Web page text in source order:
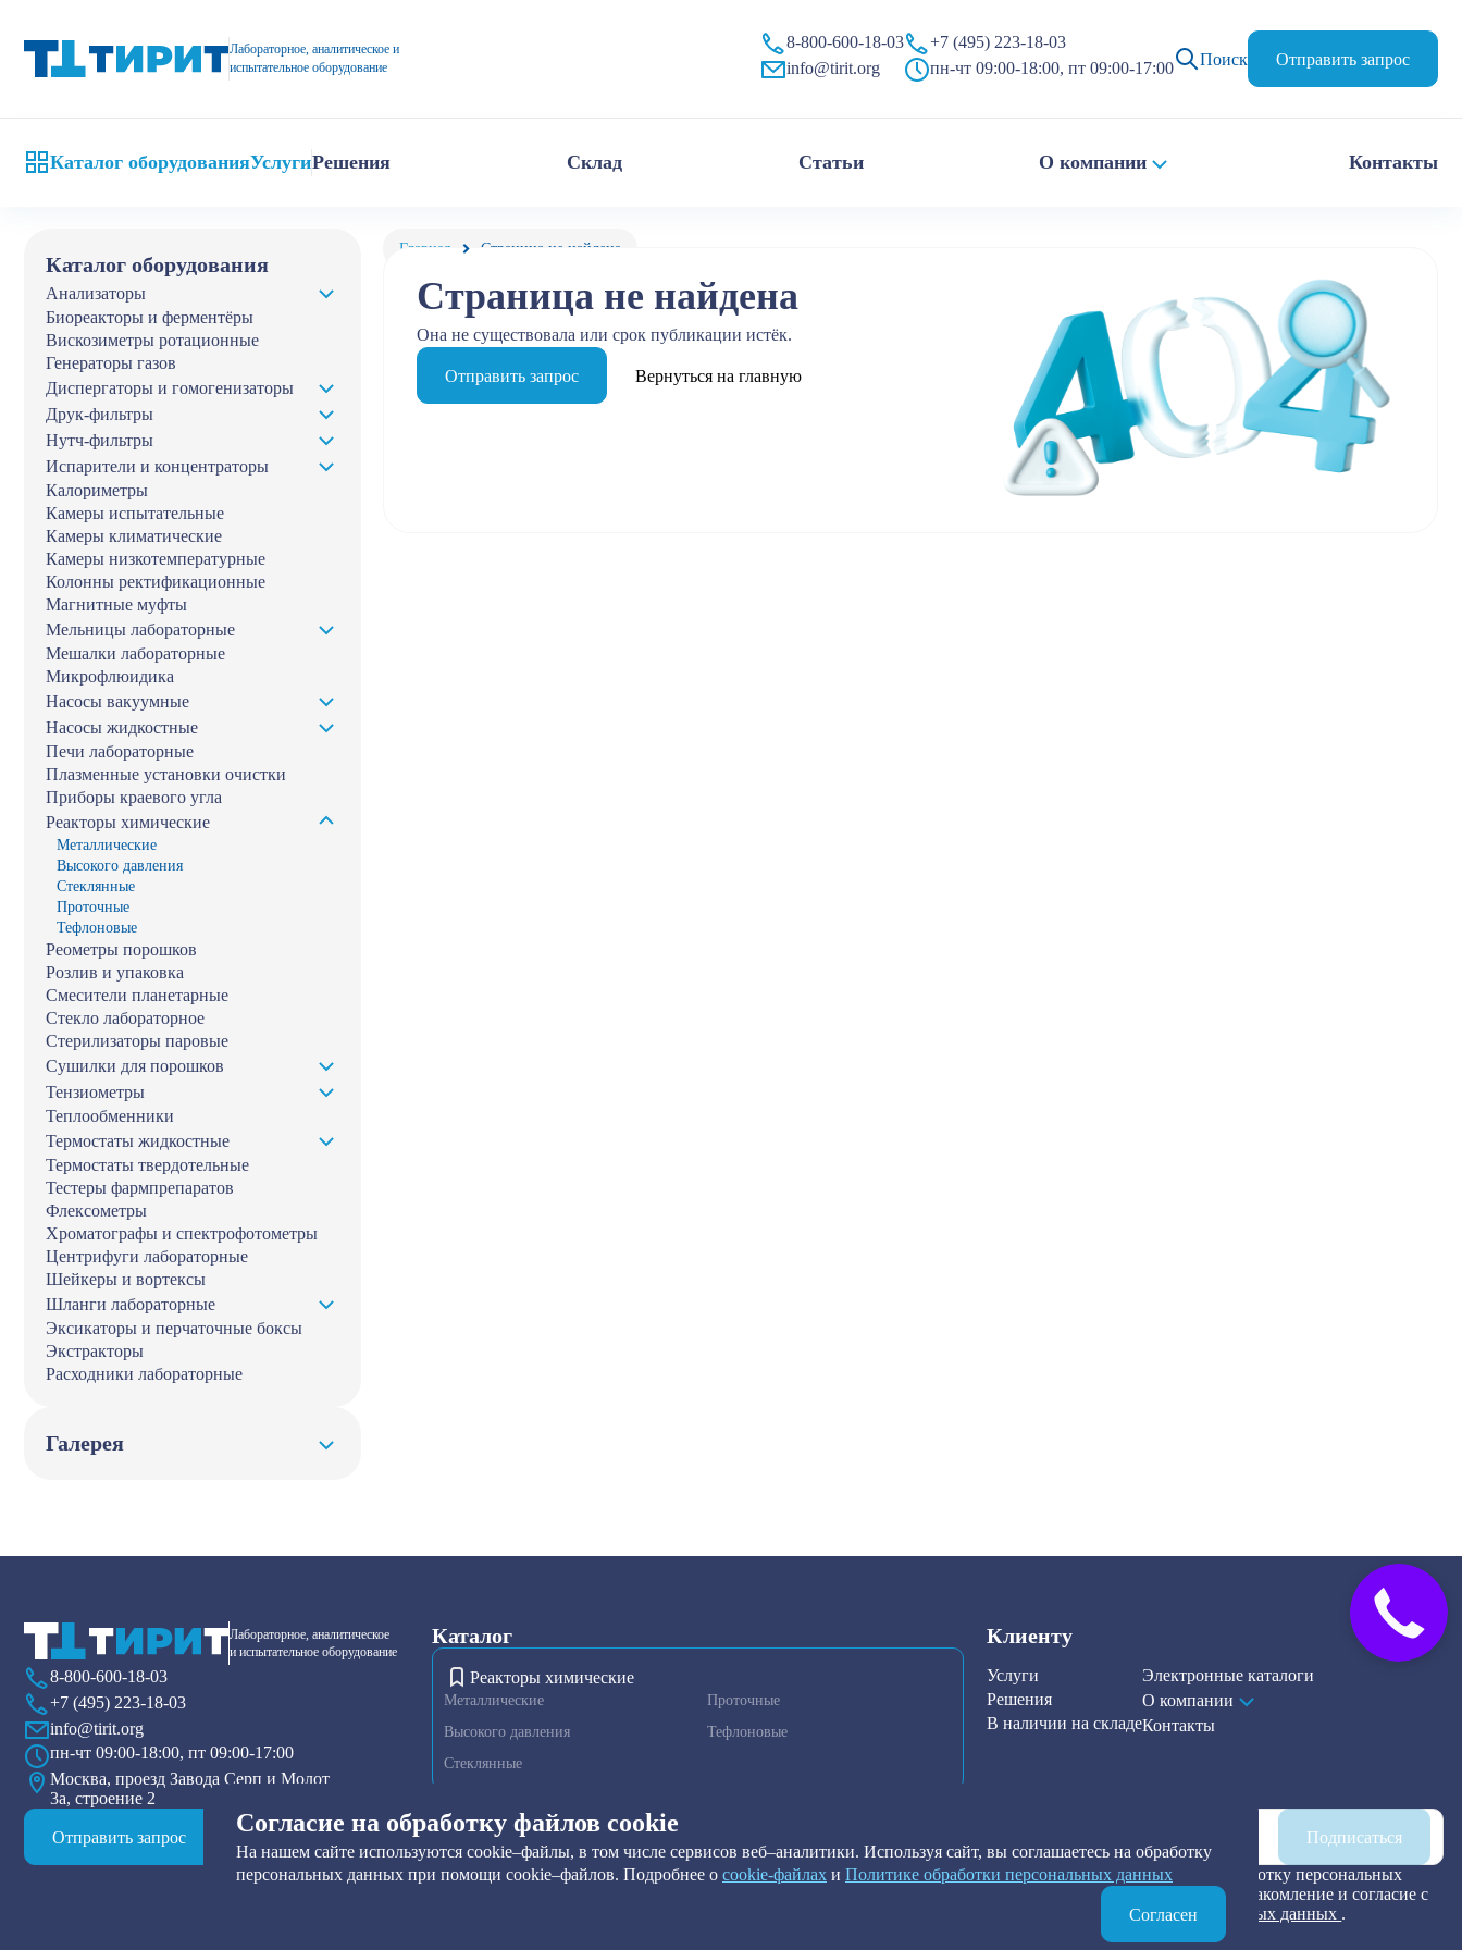
Лабораторное, аналитическое и
испытательное оборудование
8-800-600-18-03
info@tirit.org
+7 (495) 223-18-03
пн-чт 09:00-18:00, пт 09:00-17:00
Поиск Отправить запрос
Каталог оборудованияУслугиРешения Склад Статьи О компании Контакты
Каталог оборудования
Анализаторы
Биореакторы и ферментёры
Вискозиметры ротационные
Генераторы газов
Диспергаторы и гомогенизаторы
Друк-фильтры
Нутч-фильтры
Испарители и концентраторы
Калориметры
Камеры испытательные
Камеры климатические
Камеры низкотемпературные
Колонны ректификационные
Магнитные муфты
Мельницы лабораторные
Мешалки лабораторные
Микрофлюидика
Насосы вакуумные
Насосы жидкостные
Печи лабораторные
Плазменные установки очистки
Приборы краевого угла
Реакторы химические
Металлические
Высокого давления
Стеклянные
Проточные
Тефлоновые
Реометры порошков
Розлив и упаковка
Смесители планетарные
Стекло лабораторное
Стерилизаторы паровые
Сушилки для порошков
Тензиометры
Теплообменники
Термостаты жидкостные
Термостаты твердотельные
Тестеры фармпрепаратов
Флексометры
Хроматографы и спектрофотометры
Центрифуги лабораторные
Шейкеры и вортексы
Шланги лабораторные
Эксикаторы и перчаточные боксы
Экстракторы
Расходники лабораторные
Галерея
Главная Страница не найдена
Страница не найдена
Она не существовала или срок публикации истёк.
Отправить запрос Вернуться на главную
Согласие на обработку файлов cookie
На нашем сайте используются cookie–файлы, в том числе сервисов веб–аналитики. Используя сайт, вы соглашаетесь на обработку
персональных данных при помощи cookie–файлов. Подробнее о сookie-файлах и Политике обработки персональных данных
Согласен
Лабораторное, аналитическое
и испытательное оборудование
8-800-600-18-03
+7 (495) 223-18-03
info@tirit.org
пн-чт 09:00-18:00, пт 09:00-17:00
Москва, проезд Завода Серп и Молот
3а, строение 2
Отправить запрос
Каталог
Реакторы химические
Металлические
Высокого давления
Стеклянные
Проточные
Тефлоновые
Плазменные установки очистки
Тензиометры
Друк-фильтры
Клиенту
Услуги
Решения
В наличии на складе
Электронные каталоги
О компании
Контакты
Подписаться
Я предоставляю согласие на обработку персональных
данных, а также подтверждаю ознакомление и согласие с
Политикой обработки персональных данных .
Закажите
звонок